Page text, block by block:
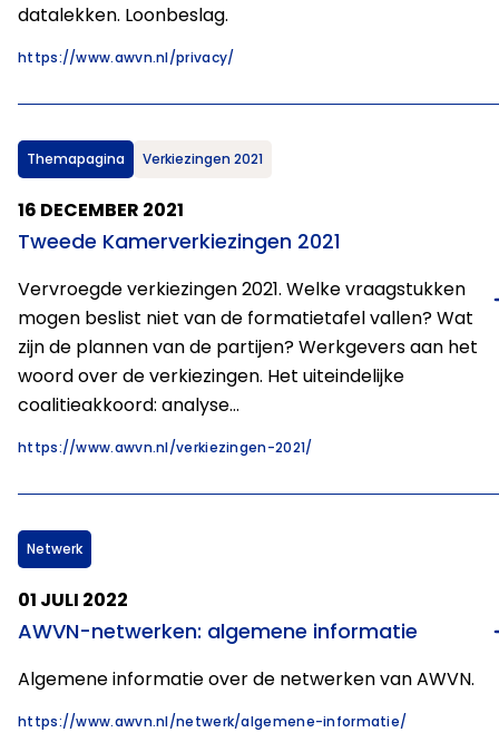
datalekken. Loonbeslag.
https://www.awvn.nl/privacy/
Themapagina Verkiezingen 2021
16 DECEMBER 2021
Tweede Kamerverkiezingen 2021
Vervroegde verkiezingen 2021. Welke vraagstukken
mogen beslist niet van de formatietafel vallen? Wat
zijn de plannen van de partijen? Werkgevers aan het
woord over de verkiezingen. Het uiteindelijke
coalitieakkoord: analyse…
https://www.awvn.nl/verkiezingen-2021/
Netwerk
01 JULI 2022
AWVN-netwerken: algemene informatie
Algemene informatie over de netwerken van AWVN.
https://www.awvn.nl/netwerk/algemene-informatie/